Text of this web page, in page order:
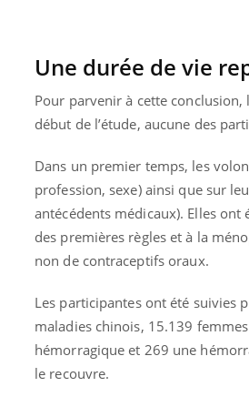
Une durée de vie
Pour parvenir à cette
début de l’étude, aucune des
Dans un premier temps, les
profession, sexe) ainsi que sur
antécédents médicaux). Elles
des premières règles et à la
non de contraceptifs oraux.
Les participantes ont été suivies
maladies chinois, 15.139
hémorragique et 269 une
le recouvre.
Chronique des Mains : se
pour l’été !Youtube
arrive… et avec lui, un tout nouveau
activités en plein air… Nos mains